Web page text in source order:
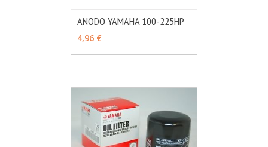
ANODO YAMAHA 100-225HP
4,96 €